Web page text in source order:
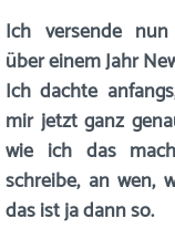
Ich versende
über einem Jahr
Ich dachte
mir jetzt ganz
wie ich das
schreibe, an wen,
das ist ja dann so.